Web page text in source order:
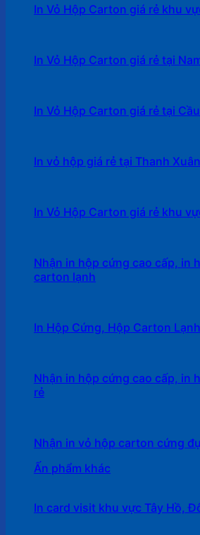
In Vỏ Hộp Carton giá rẻ khu
In Vỏ Hộp Carton giá rẻ tại
In Vỏ Hộp Carton giá rẻ tại
In vỏ hộp giá rẻ tại Thanh Xuân
In Vỏ Hộp Carton giá rẻ khu
Nhận in hộp cứng cao cấp, in
carton lạnh
In Hộp Cứng, Hộp Carton
Nhận in hộp cứng cao cấp, in
rẻ
Nhận in vỏ hộp carton cứng
Ấn phẩm khác
In card visit khu vực Tây Hồ,